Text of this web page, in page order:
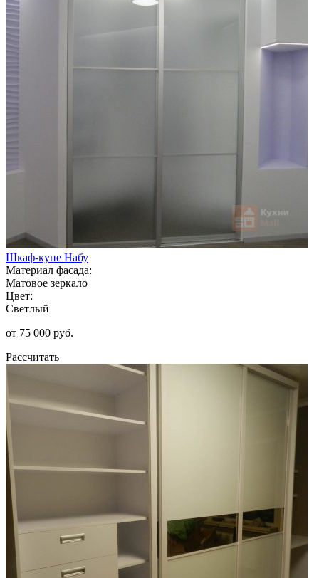
Шкаф-купе Набу
Материал фасада:
Матовое зеркало
Цвет:
Светлый
от 75 000 руб.
Рассчитать